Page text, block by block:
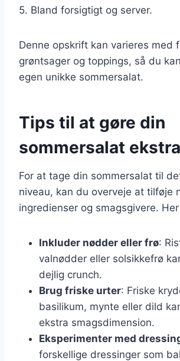
5. Bland forsigtigt og server.
Denne opskrift kan varieres med
grøntsager og toppings, så du
egen unikke sommersalat.
Tips til at gøre din
sommersalat
For at tage din sommersalat til
niveau, kan du overveje at tilføje
ingredienser og smagsgivere.
Inkluder nødder eller frø:
valnødder eller solsikkefrø
dejlig crunch.
Brug friske urter: Friske
basilikum, mynte eller dild
ekstra smagsdimension.
Eksperimenter med
forskellige dressinger som